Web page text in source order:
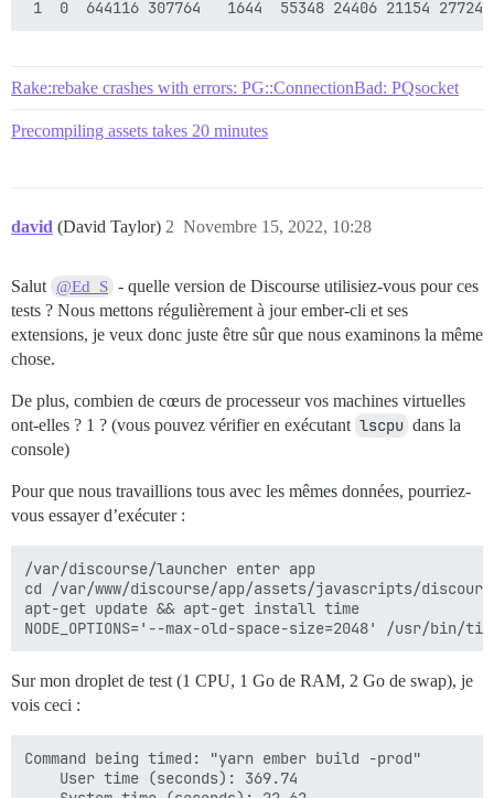
Rake:rebake crashes with errors: PG::ConnectionBad: PQsocket
Precompiling assets takes 20 minutes
david (David Taylor) Novembre 15, 2022, 10:28
2
Salut @Ed_S - quelle version de Discourse utilisiez-vous pour ces
tests ? Nous mettons régulièrement à jour ember-cli et ses
extensions, je veux donc juste être sûr que nous examinons la même
chose.
De plus, combien de cœurs de processeur vos machines virtuelles
ont-elles ? 1 ? (vous pouvez vérifier en exécutant lscpu dans la
console)
Pour que nous travaillions tous avec les mêmes données, pourriez-
vous essayer d’exécuter :
/var/discourse/launcher enter app
cd /var/www/discourse/app/assets/javascripts/
apt-get update && apt-get install time
Sur mon droplet de test (1 CPU, 1 Go de RAM, 2 Go de swap), je
vois ceci :
Command being timed: "yarn ember build -prod"